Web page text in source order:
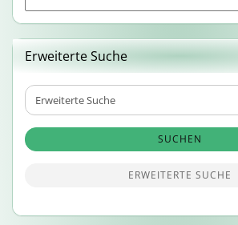
Erweiterte Suche
Erweiterte
Suche
SUCHEN
ERWEITERTE SUCHE